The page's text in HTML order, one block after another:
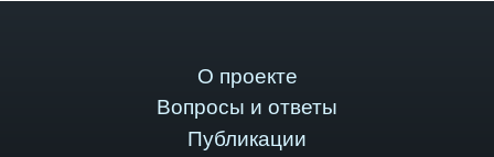
О проекте
Вопросы и ответы
Публикации